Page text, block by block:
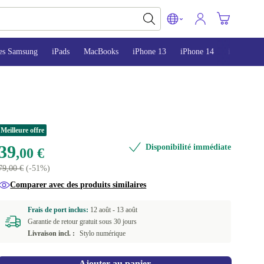
Samsung iPads MacBooks iPhone 13 iPhone 14 iPhone 15
Meilleure offre
,00 €
€(-51%)
Disponibilité immédiate
Comparer avec des produits similaires
Frais de port inclus: 12 août - 13 août
Garantie de retour gratuit sous 30 jours
Livraison incl. :
Stylo numérique